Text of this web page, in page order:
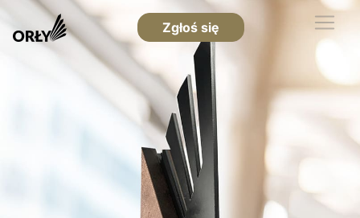
Zgłoś się